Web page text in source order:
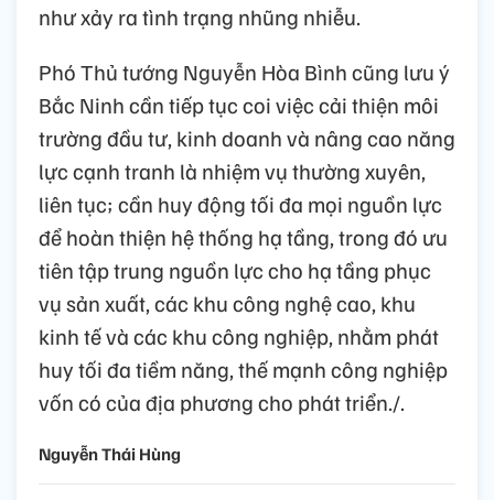
như xảy ra tình trạng nhũng nhiễu.
Phó Thủ tướng Nguyễn Hòa Bình cũng lưu ý
Bắc Ninh cần tiếp tục coi việc cải thiện môi
trường đầu tư, kinh doanh và nâng cao năng
lực cạnh tranh là nhiệm vụ thường xuyên,
liên tục; cần huy động tối đa mọi nguồn lực
để hoàn thiện hệ thống hạ tầng, trong đó ưu
tiên tập trung nguồn lực cho hạ tầng phục
vụ sản xuất, các khu công nghệ cao, khu
kinh tế và các khu công nghiệp, nhằm phát
huy tối đa tiềm năng, thế mạnh công nghiệp
vốn có của địa phương cho phát triển./.
Nguyễn Thái Hùng